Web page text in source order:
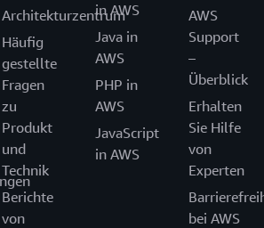
Architekturzentrum
Häufig
gestellte
Fragen
zu
Produkt
und
Technik
Berichte
von
in AWS
Java in
AWS
PHP in
AWS
JavaScript
in AWS
AWS
Support
–
Überblick
Erhalten
Sie Hilfe
von
Experten
bei AWS